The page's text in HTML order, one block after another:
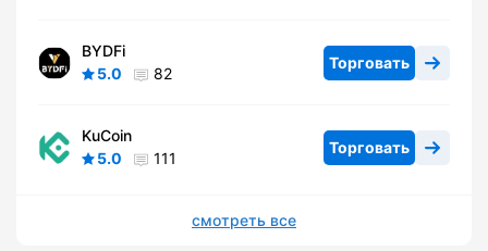
BYDFi
5.0
82
Торговать
KuCoin
5.0
111
Торговать
смотреть все